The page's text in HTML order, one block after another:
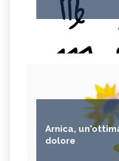
Arnica,
dolore